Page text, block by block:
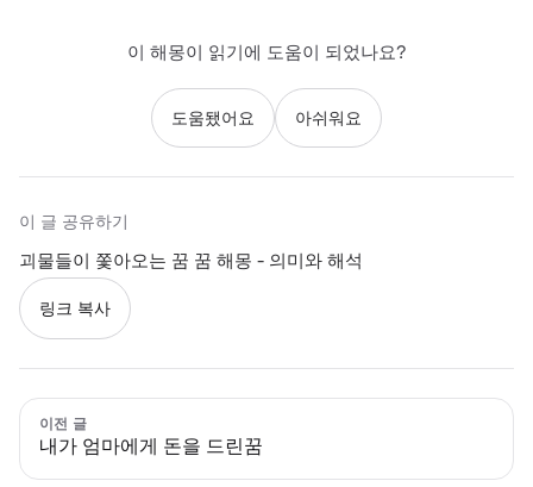
이 해몽이 읽기에 도움이 되었나요?
도움됐어요 아쉬워요
이 글 공유하기
괴물들이 쫓아오는 꿈 꿈 해몽 - 의미와 해석
링크 복사
이전 글
내가 엄마에게 돈을 드린꿈